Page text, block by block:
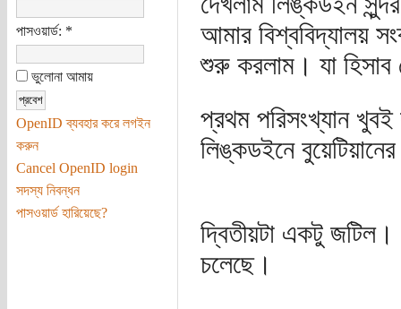
পাসওয়ার্ড: *
ভুলোনা আমায়
OpenID ব্যবহার করে লগইন
করুন
Cancel OpenID login
সদস্য নিবন্ধন
পাসওয়ার্ড হারিয়েছে?
আমার বিশ্ববিদ্যালয়
শুরু করলাম। যা হিসাব
প্রথম পরিসংখ্যান
লিঙ্কডইনে
দ্বিতীয়টা একটু জটিল।
চলেছে।